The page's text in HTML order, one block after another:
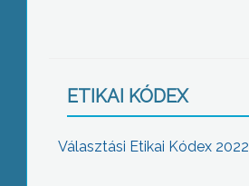
ETIKAI KÓDEX
Választási Etikai Kódex 2022